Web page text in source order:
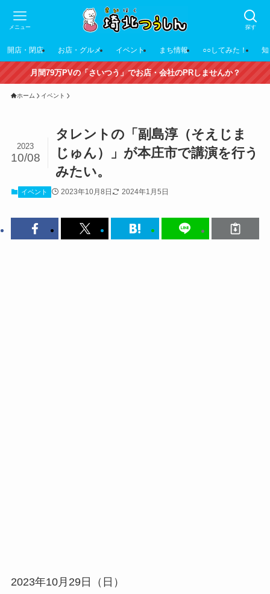
探す
メニュー
開店・閉店 お店・グルメ イベント まち情報 ○○してみた！
月間79万PVの「さいつう」でお店・会社のPRしませんか？
ホーム イベント
タレントの「副島淳（そえじま
じゅん）」が本庄市で講演を行う
みたい。
2023
10/08
イベント 2023年10月8日 2024年1月5日
2023年10月29日（日）